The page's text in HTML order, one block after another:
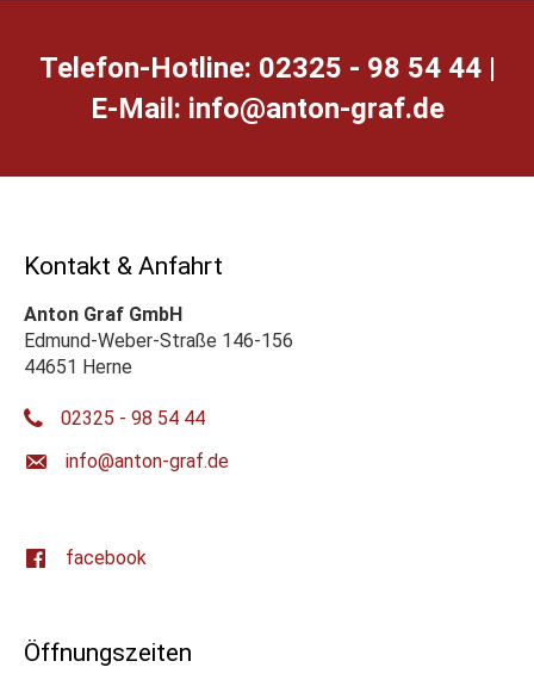
Telefon-Hotline: 02325 - 98 54 44 |
E-Mail: ed.farg-notna@ofni
Kontakt & Anfahrt
Anton Graf GmbH
Edmund-Weber-Straße 146-156
44651 Herne
02325 - 98 54 44
ed.farg-notna@ofni
facebook
Öffnungszeiten